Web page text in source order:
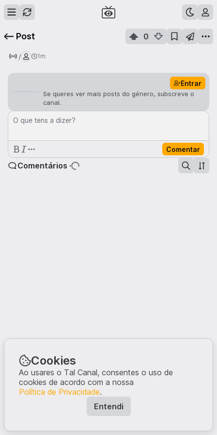
Post 0
/ 1m
Entrar
Se queres ver mais posts do género, subscreve o
canal.
O que tens a dizer?
Comentar
Comentários ·
Cookies
Ao usares o Tal Canal, consentes o uso de
cookies de acordo com a nossa
Política de Privacidade.
Entendi